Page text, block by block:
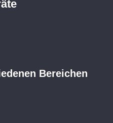
Bereichen